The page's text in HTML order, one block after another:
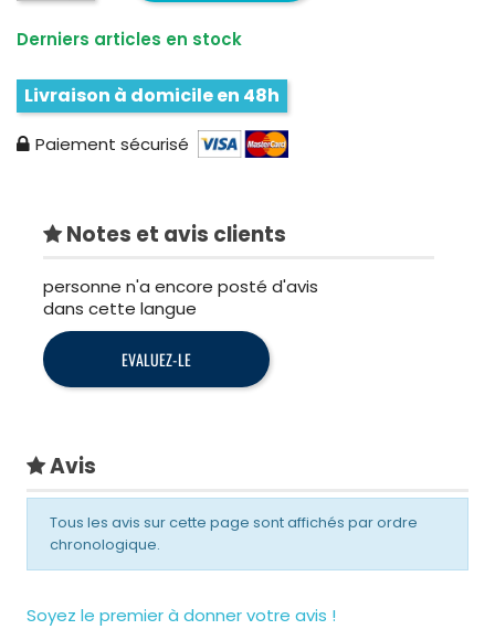
Derniers articles en stock
Livraison à domicile en 48h
Paiement sécurisé
Notes et avis clients
personne n'a encore posté d'avis
dans cette langue
EVALUEZ-LE
Avis
Tous les avis sur cette page sont affichés par ordre
chronologique.
Soyez le premier à donner votre avis !